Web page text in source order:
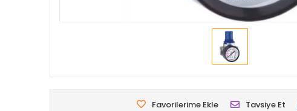
Favorilerime Ekle Tavsiye Et